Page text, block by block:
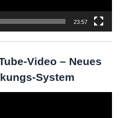
23:57
Video – Neues
System